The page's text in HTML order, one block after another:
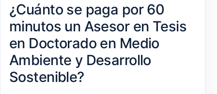
¿Cuánto se paga por 60
minutos un Asesor en Tesis
en Doctorado en Medio
Ambiente y Desarrollo
Sostenible?